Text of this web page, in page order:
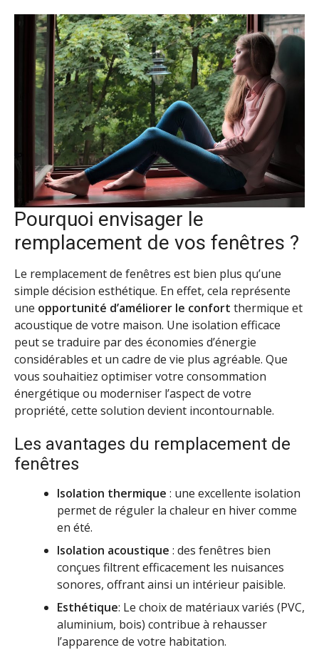
Pourquoi envisager le
remplacement de vos fenêtres ?
Le remplacement de fenêtres est bien plus qu’une
simple décision esthétique. En effet, cela représente
une opportunité d’améliorer le confort thermique et
acoustique de votre maison. Une isolation efficace
peut se traduire par des économies d’énergie
considérables et un cadre de vie plus agréable. Que
vous souhaitiez optimiser votre consommation
énergétique ou moderniser l’aspect de votre
propriété, cette solution devient incontournable.
Les avantages du remplacement de
fenêtres
Isolation thermique : une excellente isolation
permet de réguler la chaleur en hiver comme
en été.
Isolation acoustique : des fenêtres bien
conçues filtrent efficacement les nuisances
sonores, offrant ainsi un intérieur paisible.
Esthétique: Le choix de matériaux variés (PVC,
aluminium, bois) contribue à rehausser
l’apparence de votre habitation.